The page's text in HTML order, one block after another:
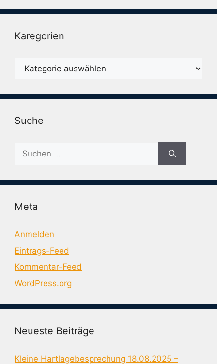
Karegorien
Karegorien
Suche
Suche
nach:
Meta
Anmelden
Eintrags-Feed
Kommentar-Feed
WordPress.org
Neueste Beiträge
Kleine Hartlagebesprechung 18.08.2025 –